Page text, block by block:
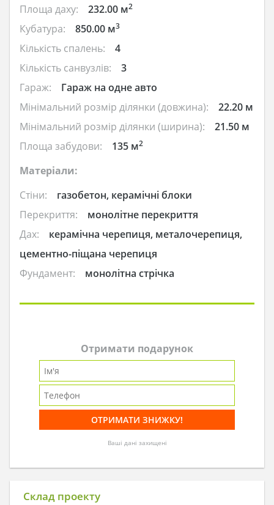
Площа даху:
232.00 м2
Кубатура: 850.00 м3
Кількість спалень:
4
Кількість санвузлів:
3
Гараж:
Гараж на одне авто
Мінімальний розмір ділянки (довжина):
22.20 м
Мінімальний розмір ділянки (ширина):
21.50 м
Площа забудови:
135 м2
Матеріали:
Стіни:
газобетон, керамічні блоки
Перекриття:
монолітне перекриття
Дах:
керамічна черепиця, металочерепиця,
цементно-піщана черепиця
Фундамент:
монолітна стрічка
Отримати подарунок
Ваші дані захищені
Склад проекту